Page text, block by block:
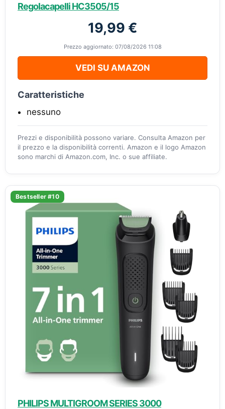
Regolacapelli HC3505/15
19,99 €
Prezzo aggiornato: 07/08/2026 11:08
VEDI SU AMAZON
Caratteristiche
nessuno
Prezzi e disponibilità possono variare. Consulta Amazon per
il prezzo e la disponibilità correnti. Amazon e il logo Amazon
sono marchi di Amazon.com, Inc. o sue affiliate.
Bestseller #10
PHILIPS MULTIGROOM SERIES 3000